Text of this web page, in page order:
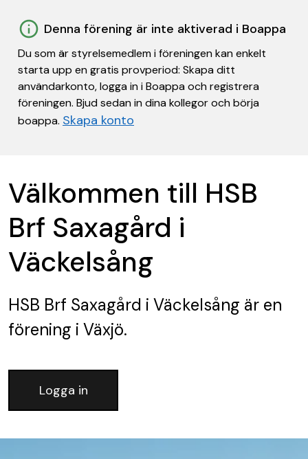
Denna förening är inte aktiverad i Boappa
Du som är styrelsemedlem i föreningen kan enkelt
starta upp en gratis provperiod: Skapa ditt
användarkonto, logga in i Boappa och registrera
föreningen. Bjud sedan in dina kollegor och börja
boappa. Skapa konto
Välkommen till HSB
Brf Saxagård i
Väckelsång
HSB Brf Saxagård i Väckelsång är en
förening i Växjö.
Logga in